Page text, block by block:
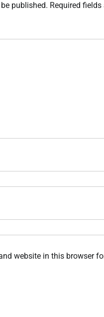
published. Required fields
website in this browser